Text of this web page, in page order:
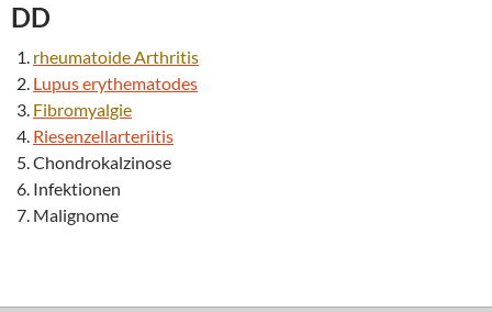
DD
rheumatoideArthritis
Lupus erythematodes
Fibromyalgie
Riesenzellarteriitis
Chondrokalzinose
Infektionen
Malignome